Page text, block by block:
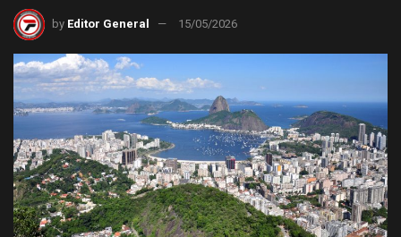
by Editor General 15/05/2026